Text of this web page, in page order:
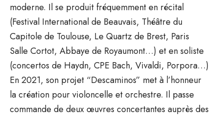
moderne. Il se produit fréquemment en récital
(Festival International de Beauvais, Théâtre du
Capitole de Toulouse, Le Quartz de Brest, Paris
Salle Cortot, Abbaye de Royaumont…) et en soliste
(concertos de Haydn, CPE Bach, Vivaldi, Porpora…)
En 2021, son projet “Descaminos” met à l’honneur
la création pour violoncelle et orchestre. Il passe
commande de deux œuvres concertantes auprès des